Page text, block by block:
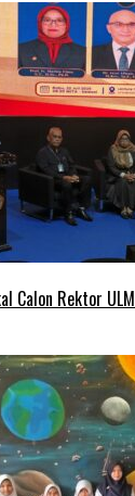
Calon Rektor